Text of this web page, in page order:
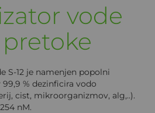
vode
S-12 je namenjen popolni
% dezinficira vodo
cist, mikroorganizmov, alg,..).
nM.